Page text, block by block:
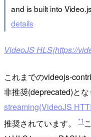
and is built into
details
VideoJS HLS(https://
これまでのvideojs-
非推奨(deprecated)と
streaming(VideoJS
推奨されています。
*1